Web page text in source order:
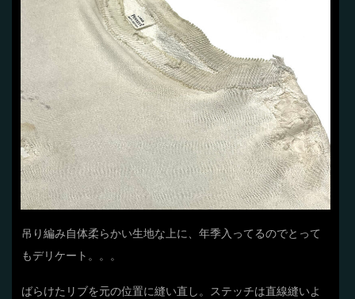
吊り編み自体柔らかい生地な上に、年季入ってるのでとって
もデリケート。。。
ばらけたリブを元の位置に縫い直し。ステッチは直線縫いよ